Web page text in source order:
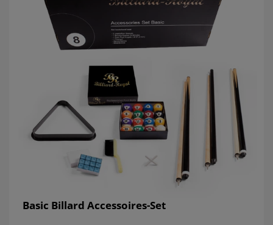
Basic Billard Accessoires-Set